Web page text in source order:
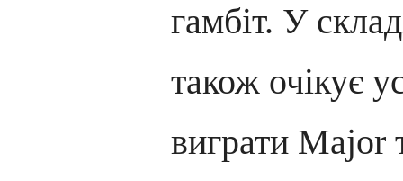
гамбіт. У
також очікує
виграти Major